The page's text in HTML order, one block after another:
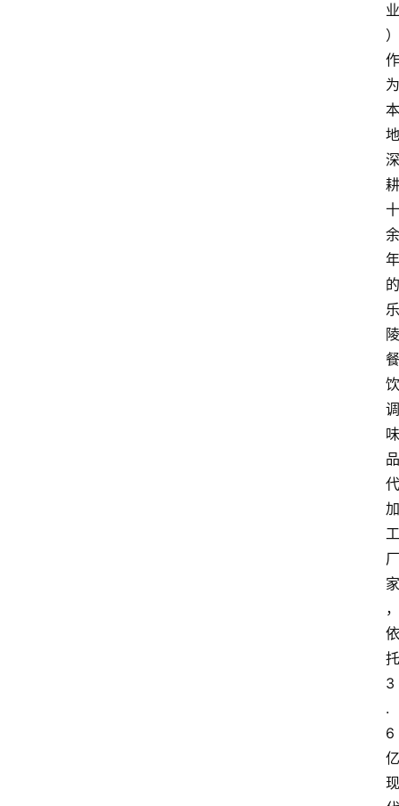
业
）
作
为
本
地
深
耕
十
余
年
的
乐
陵
餐
饮
调
味
品
代
加
工
厂
家
，
依
托
3
.
6
亿
现